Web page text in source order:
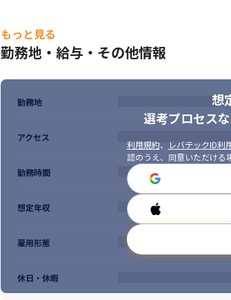
脳波を使用した痛み判定補助システムの開発に取
もっと見る
勤務地・給与・その他情報
想
選考プロセス
利用規約、 レバテックID利
認のうえ、同意いただける
勤務地
アクセス
勤務時間
想定年収
雇用形態
休日・休暇